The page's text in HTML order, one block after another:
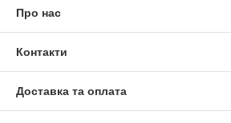
Про нас
Контакти
Доставка та оплата